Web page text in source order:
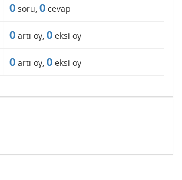
0 soru, 0 cevap
0 artı oy, 0 eksi oy
0 artı oy, 0 eksi oy